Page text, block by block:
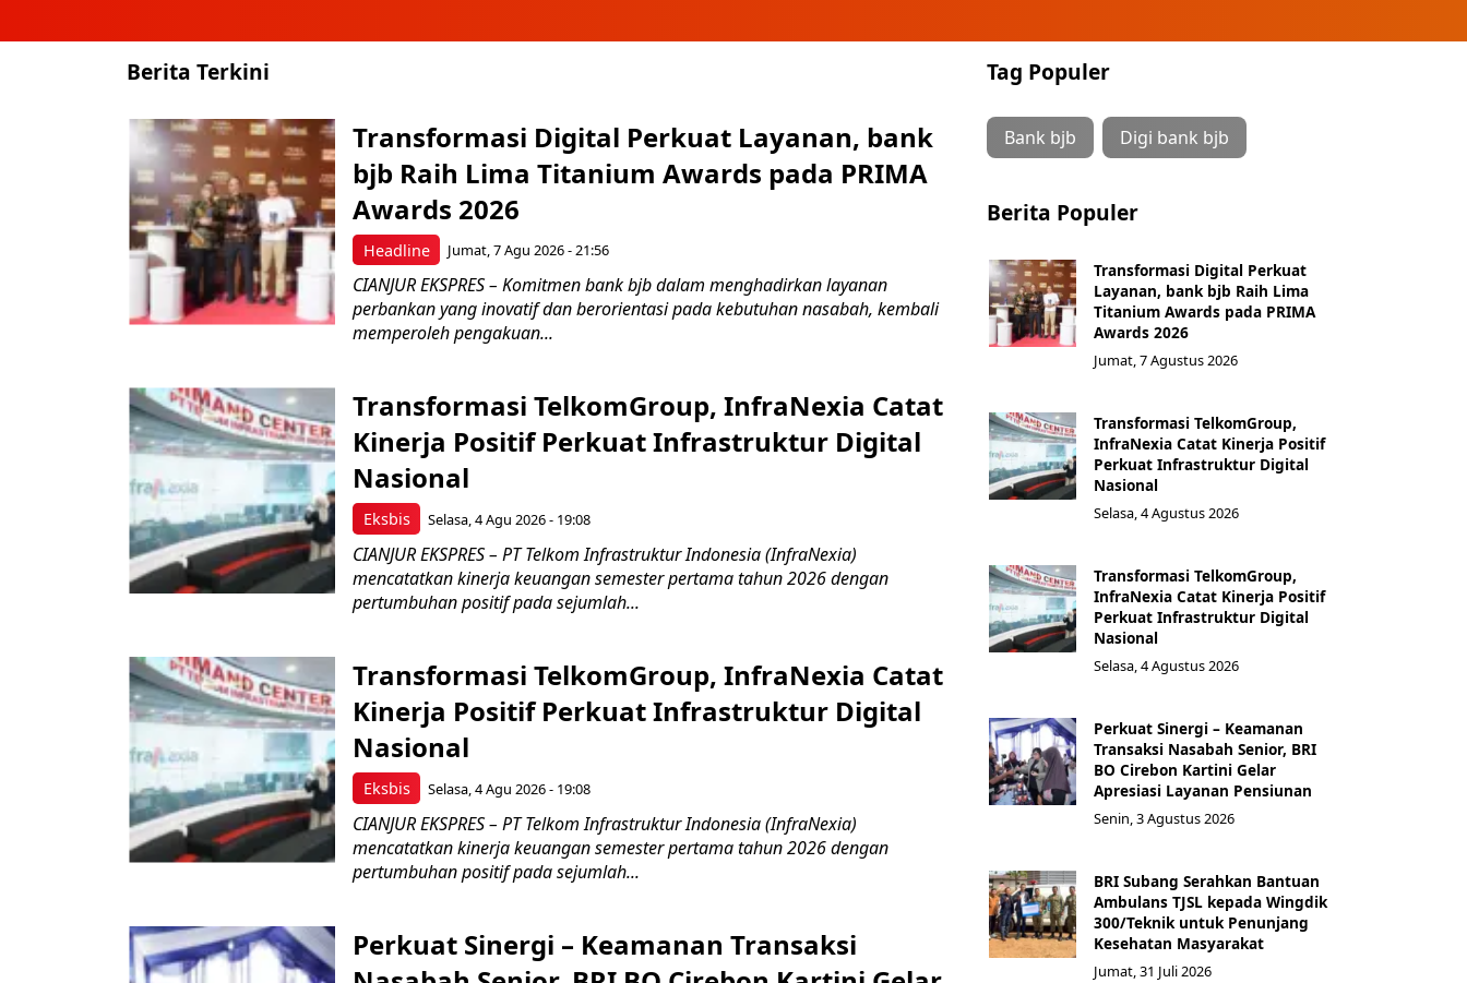
Berita Terkini
Headline
Transformasi Digital Perkuat Layanan, bank
bjb Raih Lima Titanium Awards pada PRIMA
Awards 2026
Jumat, 7 Agu 2026 - 21:56
CIANJUR EKSPRES – Komitmen bank bjb dalam menghadirkan layanan
perbankan yang inovatif dan berorientasi pada kebutuhan nasabah, kembali
memperoleh pengakuan...
Eksbis
Transformasi TelkomGroup, InfraNexia Catat
Kinerja Positif Perkuat Infrastruktur Digital
Nasional
Selasa, 4 Agu 2026 - 19:08
CIANJUR EKSPRES – PT Telkom Infrastruktur Indonesia (InfraNexia)
mencatatkan kinerja keuangan semester pertama tahun 2026 dengan
pertumbuhan positif pada sejumlah...
Eksbis
Transformasi TelkomGroup, InfraNexia Catat
Kinerja Positif Perkuat Infrastruktur Digital
Nasional
Selasa, 4 Agu 2026 - 19:08
CIANJUR EKSPRES – PT Telkom Infrastruktur Indonesia (InfraNexia)
mencatatkan kinerja keuangan semester pertama tahun 2026 dengan
pertumbuhan positif pada sejumlah...
Perkuat Sinergi – Keamanan Transaksi
Tag Populer
Bank bjb Digi bank bjb
Berita Populer
Transformasi Digital Perkuat
Layanan, bank bjb Raih Lima
Titanium Awards pada PRIMA
Awards 2026
Jumat, 7 Agustus 2026
Transformasi TelkomGroup,
InfraNexia Catat Kinerja Positif
Perkuat Infrastruktur Digital
Nasional
Selasa, 4 Agustus 2026
Transformasi TelkomGroup,
InfraNexia Catat Kinerja Positif
Perkuat Infrastruktur Digital
Nasional
Selasa, 4 Agustus 2026
Perkuat Sinergi – Keamanan
Transaksi Nasabah Senior, BRI
BO Cirebon Kartini Gelar
Apresiasi Layanan Pensiunan
Senin, 3 Agustus 2026
BRI Subang Serahkan Bantuan
Ambulans TJSL kepada Wingdik
300/Teknik untuk Penunjang
Kesehatan Masyarakat ​
Jumat, 31 Juli 2026